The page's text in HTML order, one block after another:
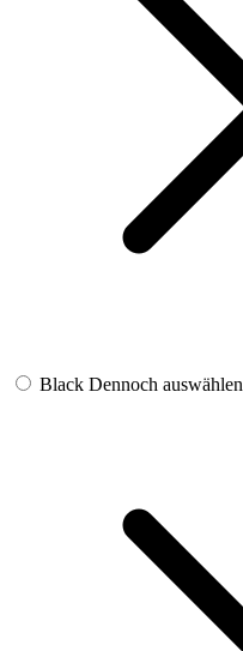
Black Dennoch auswählen